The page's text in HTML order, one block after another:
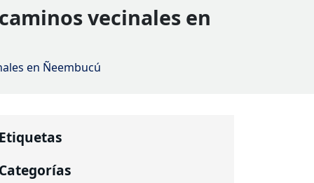
vecinales en
en Ñeembucú
Etiquetas
Categorías